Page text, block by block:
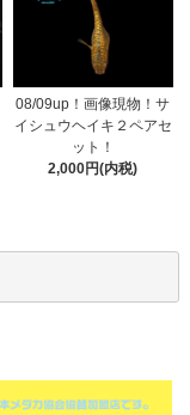
08/09up！画像現物！サ
イシュウヘイキ２ペアセ
ット！
2,000円(内税)